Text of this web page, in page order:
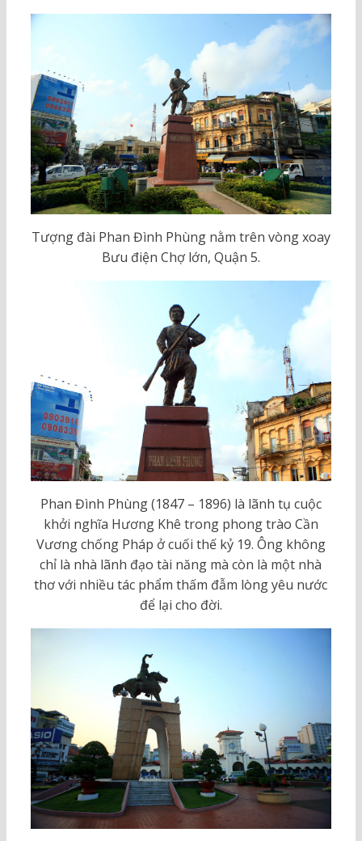
Tượng đài Phan Đình Phùng nằm trên vòng xoay
Bưu điện Chợ lớn, Quận 5.
Phan Đình Phùng (1847 – 1896) là lãnh tụ cuộc
khởi nghĩa Hương Khê trong phong trào Cần
Vương chống Pháp ở cuối thế kỷ 19. Ông không
chỉ là nhà lãnh đạo tài năng mà còn là một nhà
thơ với nhiều tác phẩm thấm đẫm lòng yêu nước
để lại cho đời.